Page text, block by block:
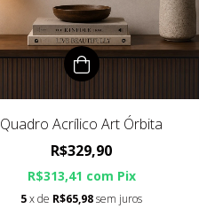
Quadro Acrílico Art Órbita
R$329,90
R$313,41 com Pix
5x de R$65,98sem juros